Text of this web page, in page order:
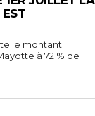
le montant
à 72 % de